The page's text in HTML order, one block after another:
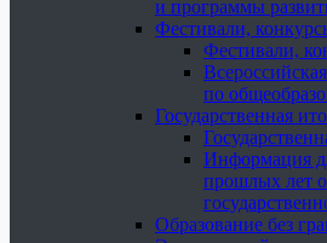
и программы
Фестивали,
Фестивали,
по
Государственная
Информация
прошлых лет
Образование без